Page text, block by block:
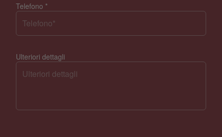
Telefono *
Ulteriori dettagli